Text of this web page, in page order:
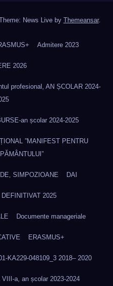
News Live by Themeansar.
Admitere 2023
2026
profesional, AN ȘCOLAR 2024-
an școlar 2024-2025
”MANIFEST PENTRU
SIMPOZIOANE DAI
DEFINITIVAT 2025
Documente manageriale
ERASMUS+
KA229-048109_3 2018– 2020
a, an școlar 2023-2024